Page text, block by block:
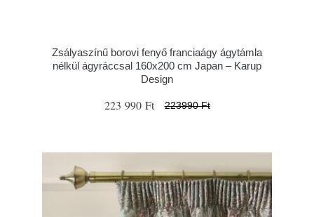
Zsályaszínű borovi fenyő franciaágy ágytámla
nélkül ágyráccsal 160x200 cm Japan – Karup
Design
223 990 Ft 223990 Ft